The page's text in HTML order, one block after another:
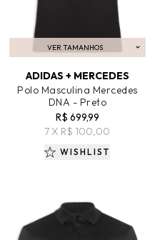
VER TAMANHOS
ADICIONAR AO CARRINHO
ADIDAS + MERCEDES
Polo Masculina Mercedes
DNA - Preto
R$ 699,99
7 X R$ 100,00
WISHLIST